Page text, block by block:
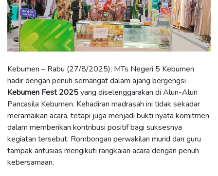
Kebumen – Rabu (27/8/2025), MTs Negeri 5 Kebumen
hadir dengan penuh semangat dalam ajang bergengsi
Kebumen Fest 2025yang diselenggarakan di Alun-Alun
Pancasila Kebumen. Kehadiran madrasah ini tidak sekadar
meramaikan acara, tetapi juga menjadi bukti nyata komitmen
dalam memberikan kontribusi positif bagi suksesnya
kegiatan tersebut. Rombongan perwakilan murid dan guru
tampak antusias mengikuti rangkaian acara dengan penuh
kebersamaan.